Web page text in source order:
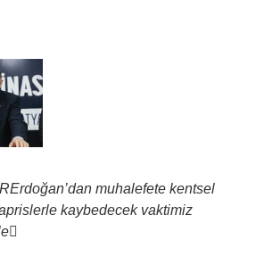
Erdoğan’dan muhalefete kentsel
kaybedecek vaktimiz